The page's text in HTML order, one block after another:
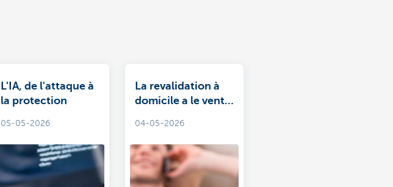
L'IA, de l'attaque à
la protection
05-05-2026
La revalidation à
domicile a le vent
04-05-2026